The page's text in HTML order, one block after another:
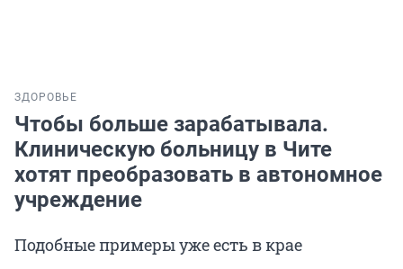
ЗДОРОВЬЕ
Чтобы больше зарабатывала.
Клиническую больницу в Чите
хотят преобразовать в автономное
учреждение
Подобные примеры уже есть в крае